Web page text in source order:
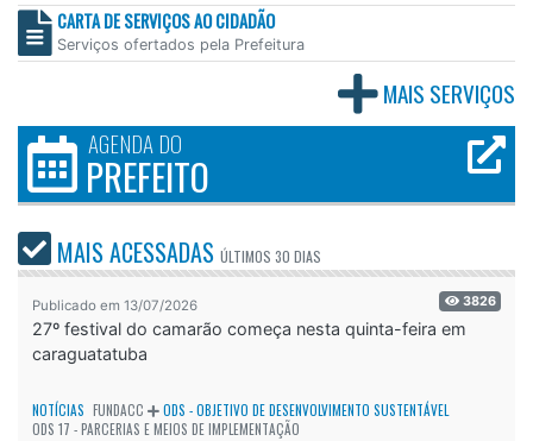
CARTA DE SERVIÇOS AO CIDADÃO
Serviços ofertados pela Prefeitura
MAIS SERVIÇOS
AGENDA DO
PREFEITO
MAIS ACESSADAS ÚLTIMOS 30 DIAS
Publicado em 13/07/2026 3826
27º festival do camarão começa nesta quinta-feira em
caraguatatuba
NOTÍCIAS FUNDACC
ODS - OBJETIVO DE DESENVOLVIMENTO SUSTENTÁVEL
ODS 17 - PARCERIAS E MEIOS DE IMPLEMENTAÇÃO